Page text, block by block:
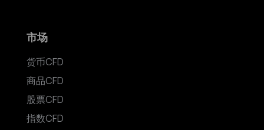
市场
货币CFD
商品CFD
股票CFD
指数CFD